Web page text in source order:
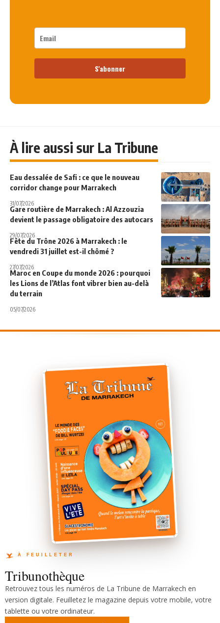
S'abonner
À lire aussi sur La Tribune
Eau dessalée de Safi : ce que le nouveau
corridor change pour Marrakech
31/07/2026
Gare routière de Marrakech : Al Azzouzia
devient le passage obligatoire des autocars
29/07/2026
Fête du Trône 2026 à Marrakech : le
vendredi 31 juillet est-il chômé ?
27/07/2026
Maroc en Coupe du monde 2026 : pourquoi
les Lions de l’Atlas font vibrer bien au-delà
du terrain
05/07/2026
Tribunothèque
Retrouvez tous les numéros de La Tribune de Marrakech en
version digitale. Feuilletez le magazine depuis votre mobile, votre
tablette ou votre ordinateur.